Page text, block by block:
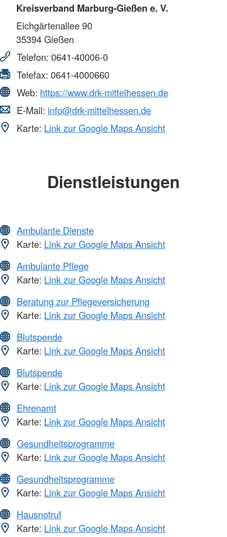
Kreisverband Marburg-Gießen e. V.
Eichgärtenallee 90
35394Gießen
Telefon: 0641-40006-0
Telefax: 0641-4000660
Web: https://www.drk-mittelhessen.de
E-Mail: info@drk-mittelhessen.de
Karte: Link zur Google Maps Ansicht
Dienstleistungen
Ambulante Dienste
Karte: Link zur Google Maps Ansicht
Ambulante Pflege
Karte: Link zur Google Maps Ansicht
Beratung zur Pflegeversicherung
Karte: Link zur Google Maps Ansicht
Blutspende
Karte: Link zur Google Maps Ansicht
Blutspende
Karte: Link zur Google Maps Ansicht
Ehrenamt
Karte: Link zur Google Maps Ansicht
Gesundheitsprogramme
Karte: Link zur Google Maps Ansicht
Gesundheitsprogramme
Karte: Link zur Google Maps Ansicht
Hausnotruf
Karte: Link zur Google Maps Ansicht